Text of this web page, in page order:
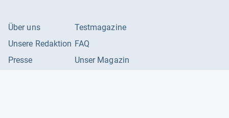
Über uns
Unsere Redaktion
Presse
Testmagazine
FAQ
Unser Magazin